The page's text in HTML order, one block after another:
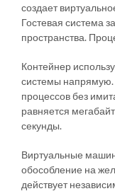
создает
Гостевая система
пространства.
Контейнер
системы напрямую.
процессов без
равняется
секунды.
Виртуальные
обособление на
действует